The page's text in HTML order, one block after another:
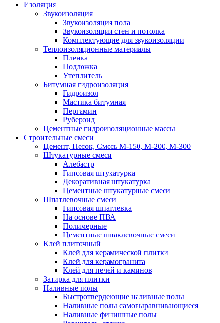
Изоляция
Звукоизоляция
Звукоизоляция пола
Звукоизоляция стен и потолка
Комплектующие для звукоизоляции
Теплоизоляционные материалы
Пленка
Подложка
Утеплитель
Битумная гидроизоляция
Гидроизол
Мастика битумная
Пергамин
Рубероид
Цементные гидроизоляционные массы
Строительные смеси
Цемент, Песок, Смесь М-150, М-200, М-300
Штукатурные смеси
Алебастр
Гипсовая штукатурка
Декоративная штукатурка
Цементные штукатурные смеси
Шпатлевочные смеси
Гипсовая шпатлевка
На основе ПВА
Полимерные
Цементные шпаклевочные смеси
Клей плиточный
Клей для керамической плитки
Клей для керамогранита
Клей для печей и каминов
Затирка для плитки
Наливные полы
Быстротвердеющие наливные полы
Наливные полы самовыравнивающиеся
Наливные финишные полы